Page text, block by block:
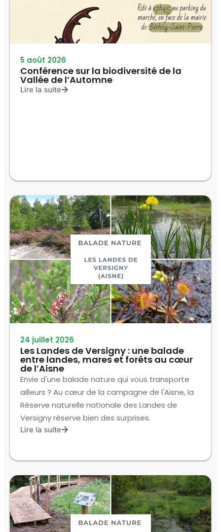
5 août 2026
Conférence sur la biodiversité de la
Vallée de l’Automne
Lire la suite
24 juillet 2026
Les Landes de Versigny : une balade
entre landes, mares et forêts au cœur
de l’Aisne
Envie d'une balade nature qui vous transporte
ailleurs ? Au cœur de la campagne de l'Aisne, la
Réserve naturelle nationale des Landes de
Versigny réserve bien des surprises.
Lire la suite